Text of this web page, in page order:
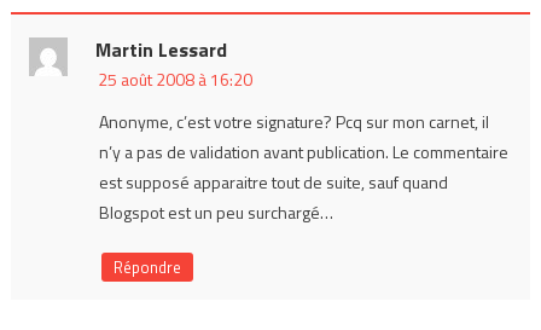
Martin Lessard
25 août 2008 à 16:20
Anonyme, c’est votre signature? Pcq sur mon carnet, il
n’y a pas de validation avant publication. Le commentaire
est supposé apparaitre tout de suite, sauf quand
Blogspot est un peu surchargé…
Répondre